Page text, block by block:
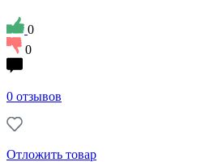
0
0
0 отзывов
Отложить товар